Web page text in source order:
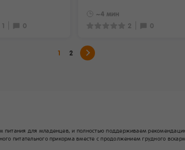
простых
же необходимо
надевать на себя,
1
0
родители должны определиться,
что лучше для ребенка — слинг
статье мы рассмотрим
преимущества и недостатки
~4 мин
2
0
1 2
для младенцев, и полностью поддерживаем
питательного прикорма вместе с продолжением грудного